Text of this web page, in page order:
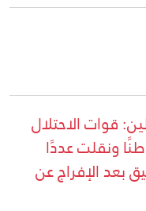
قوات الاحتلال
أكثر من 70 مواطنًا ونقلت عددًا
بعد الإفراج عن